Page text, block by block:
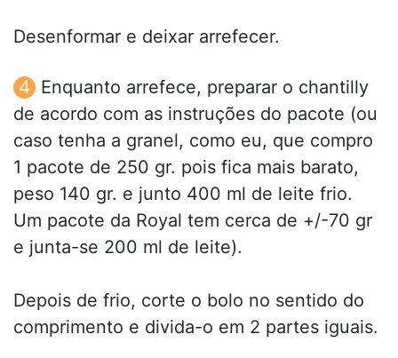
Desenformar e deixar arrefecer.
Enquanto arrefece, preparar o chantilly
de acordo com as instruções do pacote (ou
caso tenha a granel, como eu, que compro
1 pacote de 250 gr. pois fica mais barato,
peso 140 gr. e junto 400 ml de leite frio.
Um pacote da Royal tem cerca de +/-70 gr
e junta-se 200 ml de leite).
Depois de frio, corte o bolo no sentido do
comprimento e divida-o em 2 partes iguais.